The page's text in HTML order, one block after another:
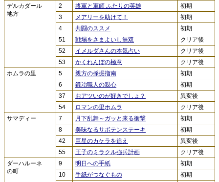
デルカダール
地方
2 将軍と軍師 ふたりの英雄
初期
3
メアリーを助けて！
初期
4
共闘のススメ
初期
51
戦場をさまよいし無双
クリア後
52
イメルダさんの本気占い
クリア後
53
かくれんぼの極意
クリア後
ホムラの里
5 親方の採掘指南
初期
6
鍛冶職人の親心
初期
37
おアツいのが好きでしょ？
異変後
54
ロマンの里ホムラ
クリア後
サマディー
7 月下乱舞～ガッと来る衝撃
初期
8
美味なるサボテンステーキ
初期
42
巨星のカケラを追え
異変後
55
王子のミラクル強兵計画
クリア後
ダーハルーネ
の町
9 明日への手紙
初期
10
手紙がつなぐもの
初期